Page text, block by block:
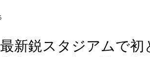
新鋭スタジアムで